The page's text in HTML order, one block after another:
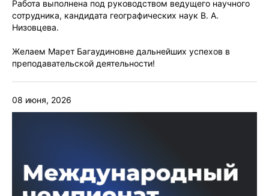
Работа выполнена под руководством ведущего научного
сотрудника, кандидата географических наук В. А.
Низовцева.
Желаем Марет Багаудиновне дальнейших успехов в
преподавательской деятельности!
08 июня, 2026